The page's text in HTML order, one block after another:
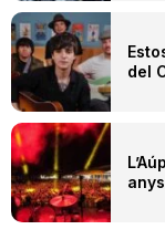
del